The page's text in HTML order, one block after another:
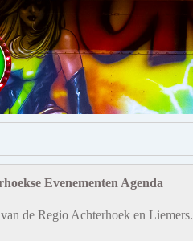
Evenementen Agenda
de Regio Achterhoek en Liemers.